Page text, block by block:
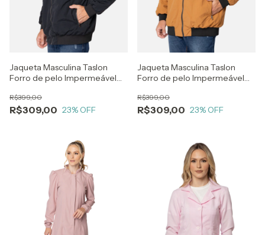
Jaqueta Masculina Taslon
Forro de pelo Impermeável
R$309,00
R$399,00
23% OFF
Jaqueta Masculina Taslon
Forro de pelo Impermeável
R$309,00
R$399,00
23% OFF